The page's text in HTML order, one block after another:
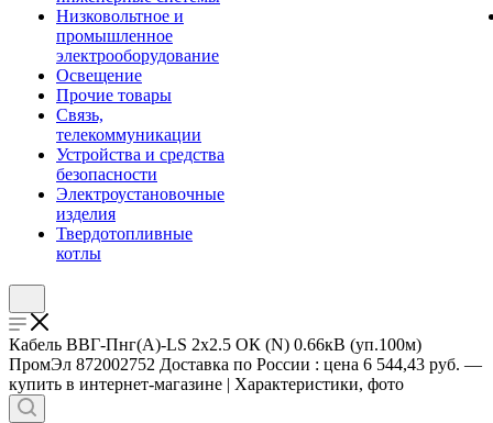
Низковольтное и
промышленное
электрооборудование
Освещение
Прочие товары
Связь,
телекоммуникации
Устройства и средства
безопасности
Электроустановочные
изделия
Твердотопливные
котлы
Кабель ВВГ-Пнг(А)-LS 2х2.5 ОК (N) 0.66кВ (уп.100м)
ПромЭл 872002752 Доставка по России : цена 6 544,43 руб. —
купить в интернет-магазине | Характеристики, фото